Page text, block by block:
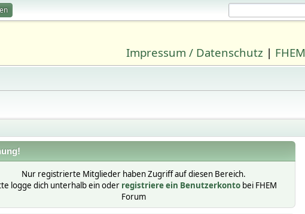
Impressum / Datenschutz | FHEM
Nur registrierte Mitglieder haben Zugriff auf diesen Bereich.
logge dich unterhalb ein oder registriere ein Benutzerkontobei FHEM
Forum